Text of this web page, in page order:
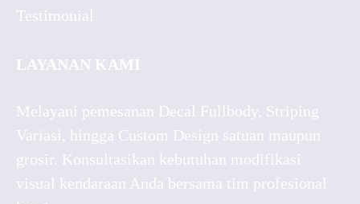
Testimonial
LAYANAN KAMI
Melayani pemesanan Decal Fullbody, Striping
Variasi, hingga Custom Design satuan maupun
grosir. Konsultasikan kebutuhan modifikasi
visual kendaraan Anda bersama tim profesional